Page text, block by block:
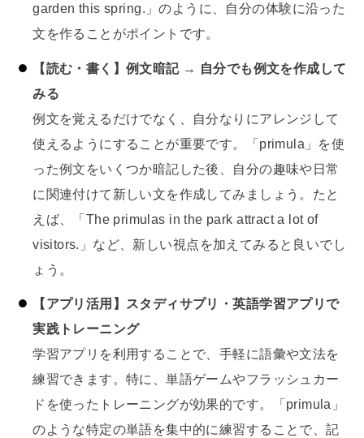
garden this spring.」のように、自分の体験に沿った
文を作ることがポイントです。
【読む・書く】例文暗記 → 自分でも例文を作成して
みる
例文を覚えるだけでなく、自分なりにアレンジして
使えるようにすることが重要です。「primula」を使
った例文をいくつか暗記した後、自分の趣味や日常
に関連付けて新しい文を作成してみましょう。たと
えば、「The primulas in the park attract a lot of
visitors.」など、新しい視点を加えてみると良いでし
ょう。
【アプリ活用】スタディサプリ・英語学習アプリで
実践トレーニング
学習アプリを利用することで、手軽に語彙や文法を
練習できます。特に、単語ゲームやフラッシュカー
ドを使ったトレーニングが効果的です。「primula」
のような特定の単語を集中的に練習することで、記